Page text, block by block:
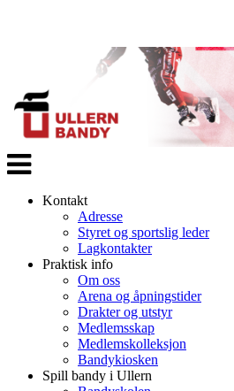
Veksle
navigasjon
Kontakt
Adresse
Styret og sportslig leder
Lagkontakter
Praktisk info
Om oss
Arena og åpningstider
Drakter og utstyr
Medlemsskap
Medlemskolleksjon
Bandykiosken
Spill bandy i Ullern